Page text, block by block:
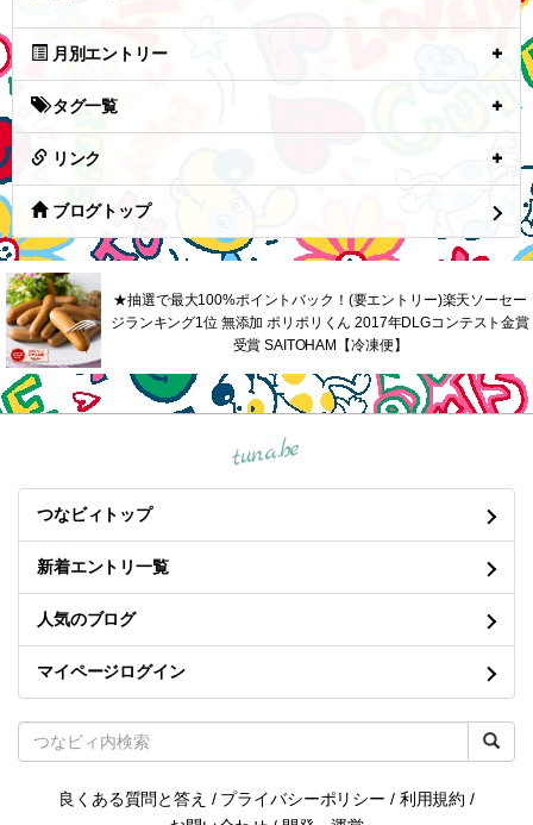
月別エントリー
タグ一覧
リンク
ブログトップ
★抽選で最大100%ポイントバック！(要エントリー)楽天ソーセー
ジランキング1位 無添加 ポリポリくん 2017年DLGコンテスト金賞
受賞 SAITOHAM【冷凍便】
tuna.be
つなビィトップ
新着エントリ一覧
人気のブログ
マイページログイン
良くある質問と答え / プライバシーポリシー / 利用規約 /